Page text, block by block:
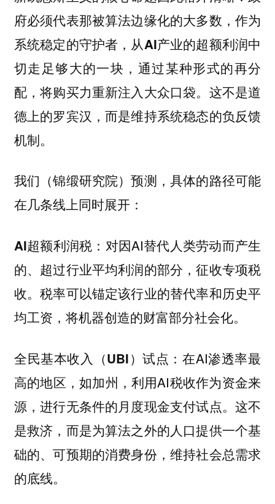
府必须代表那被算法边缘化的大多数，作为
系统稳定的守护者，从AI产业的超额利润中
切走足够大的一块，通过某种形式的再分
配，将购买力重新注入大众口袋。 这不是道
德上的罗宾汉，而是维持系统稳态的负反馈
机制。
我们（锦缎研究院）预测，具体的路径可能
在几条线上同时展开：
AI超额利润税 ：对因AI替代人类劳动而产生
的、超过行业平均利润的部分，征收专项税
收。税率可以锚定该行业的替代率和历史平
均工资，将机器创造的财富部分社会化。
全民基本收入（UBI）试点 ：在AI渗透率最
高的地区，如加州，利用AI税收作为资金来
源，进行无条件的月度现金支付试点。这不
是救济，而是为算法之外的人口提供一个基
础的、可预期的消费身份，维持社会总需求
的底线。